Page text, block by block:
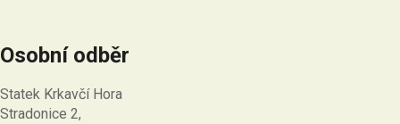
Osobní odběr
Statek Krkavčí Hora
Stradonice 2,